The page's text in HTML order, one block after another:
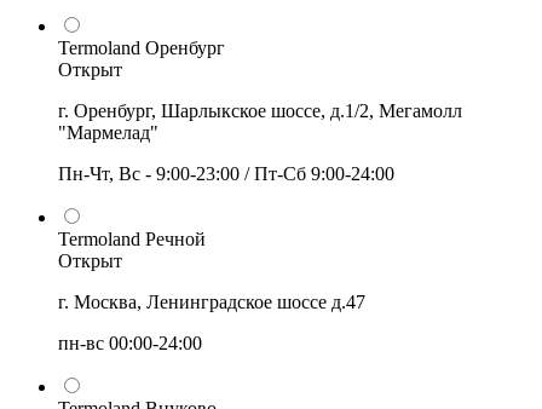
Termoland Оренбург
Открыт
г. Оренбург, Шарлыкское шоссе, д.1/2, Мегамолл
"Мармелад"
Пн-Чт, Вс - 9:00-23:00 / Пт-Сб 9:00-24:00
Termoland Речной
Открыт
г. Москва, Ленинградское шоссе д.47
пн-вс 00:00-24:00